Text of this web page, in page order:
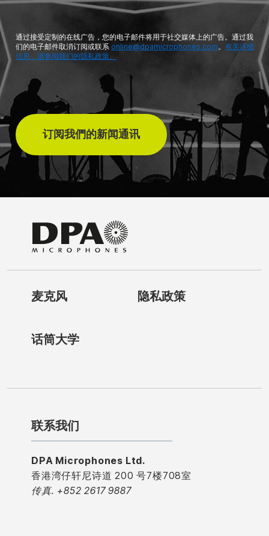
通过接受定制的在线广告，您的电子邮件将用于社交媒体上的广告。通过我
们的电子邮件取消订阅或联系 online@dpamicrophones.com 。 有关详细
信息，请参阅我们的隐私政策。
订阅我們的新闻通讯
麦克风 隐私政策
话筒大学
联系我们
DPA Microphones Ltd.
香港湾仔轩尼诗道 200 号7楼708室
传真. +852 2617 9887